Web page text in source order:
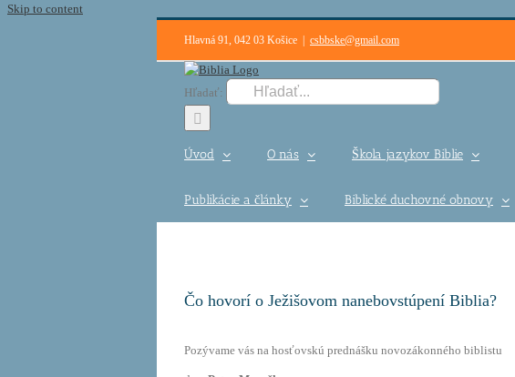
Skip to content
Hlavná 91, 042 03 Košice csbbske@gmail.com
Hľadať:
Úvod O nás Škola jazykov Biblie
Publikácie a články Biblické duchovné obnovy
Čo hovorí o Ježišovom nanebovstúpení Biblia?
Pozývame vás na hosťovskú prednášku novozákonného biblistu